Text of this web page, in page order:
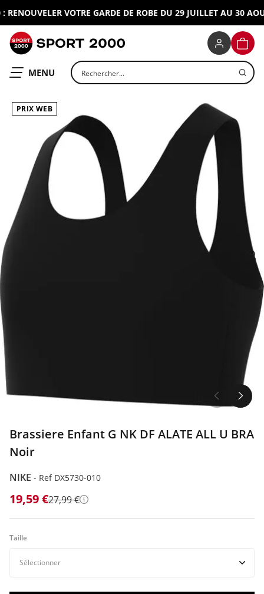
VOTRE GARDE DE ROBE DU 29 JUILLET AU 30
OUVRIR LE
MENU Rechercher un produit
PRIX WEB
Brassiere Enfant G NK DF ALATE ALL U BRA
Noir
NIKE - Ref DX5730-010
19,59 €27,99 € Détails
Taille